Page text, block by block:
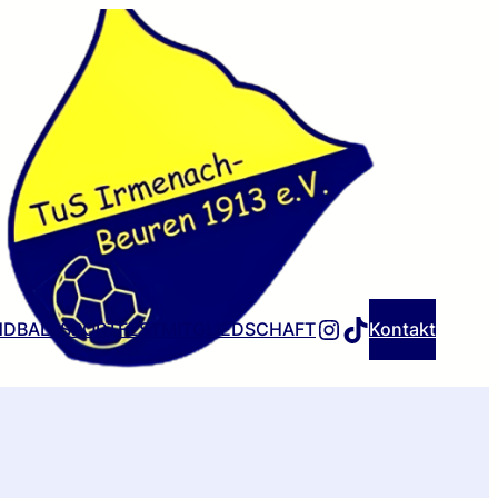
MITGLIEDSCHAFTINSTAGRAMTIKTOK Kontakt